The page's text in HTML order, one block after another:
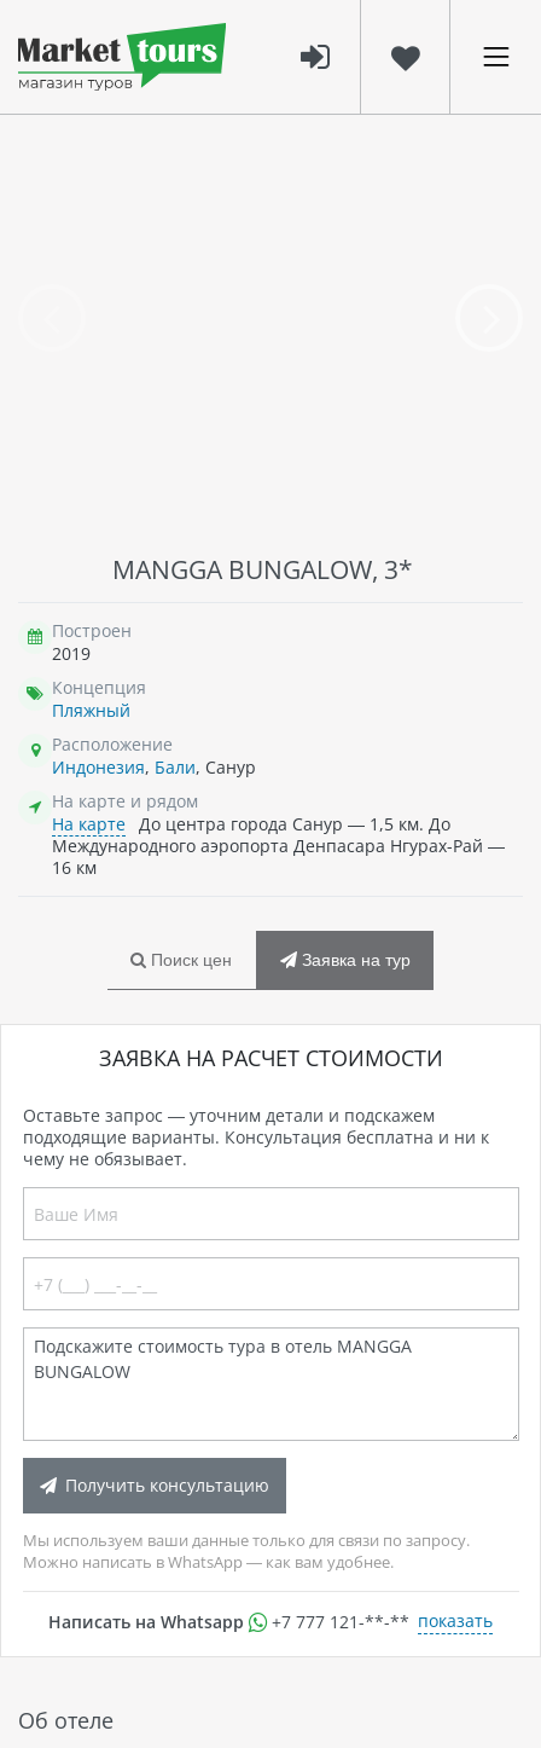
MANGGA BUNGALOW, 3*
Построен
2019
Концепция
Пляжный
Расположение
Индонезия, Бали, Санур
На карте и рядом
На карте
До центра города Санур — 1,5 км. До
Международного аэропорта Денпасара Нгурах-Рай —
16 км
Поиск цен Заявка на тур
ЗАЯВКА НА РАСЧЕТ СТОИМОСТИ
Оставьте запрос — уточним детали и подскажем
подходящие варианты. Консультация бесплатна и ни к
чему не обязывает.
Получить консультацию
Мы используем ваши данные только для связи по запросу.
Можно написать в WhatsApp — как вам удобнее.
Написать на Whatsapp +7 777 121-**-** показать
Об отеле